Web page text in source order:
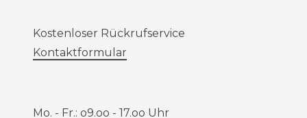
Kostenloser Rückrufservice
Kontaktformular
Mo. - Fr.: o9.oo - 17.oo Uhr